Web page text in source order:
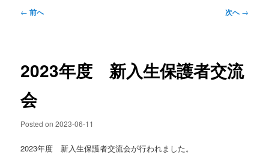
投
ー
ョ
ン
← 前へ 次へ→
2023年度 新入生保護者交流
会
Posted on2023-06-11
2023年度 新入生保護者交流会が行われました。